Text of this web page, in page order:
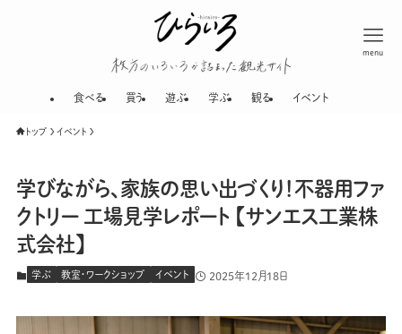
menu
食べる 買う 遊ぶ 学ぶ 観る イベント
トップ イベント
学びながら、家族の思い出づくり！不器用ファ
クトリー 工場見学レポート 【サンエス工業株
式会社】
学ぶ 教室・ワークショップ イベント 2025年12月18日